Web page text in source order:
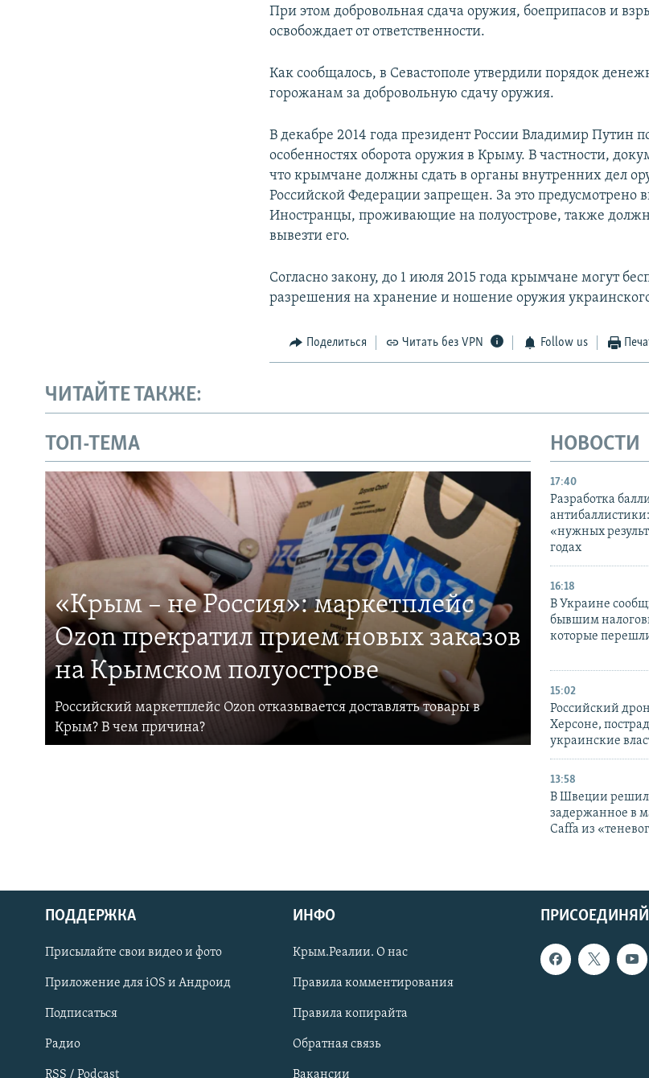
Українською
Qırımtatar
ПРИСОЕДИНЯЙТЕСЬ!
При этом добровольная сдача оружия, боеприпасов и
освобождает от ответственности.
Как сообщалось, в Севастополе утвердили порядок
горожанам за добровольную сдачу оружия.
В декабре 2014 года президент России Владимир Путин
особенностях оборота оружия в Крыму. В частности,
что крымчане должны сдать в органы внутренних дел
Российской Федерации запрещен. За это предусмотрено
Иностранцы, проживающие на полуострове, также
вывезти его.
Согласно закону, до 1 июля 2015 года крымчане могут
разрешения на хранение и ношение оружия
Поделиться Читать без VPN Follow us
ЧИТАЙТЕ ТАКЖЕ:
ТОП-ТЕМА
«Крым – не Россия»: маркетплейс
Ozon прекратил прием новых заказов
на Крымском полуострове
Российский маркетплейс Ozon отказывается доставлять товары в
Крым? В чем причина?
НОВОСТИ
17:40
Разработка
«нужных
годах
16:18
В Украине
бывшим
которые
15:02
Российский
Херсоне,
украинские
13:58
В Швеции
задержанное в
Caffa из
ПОДДЕРЖКА
Присылайте свои видео и фото
Приложение для iOS и Андроид
Подписаться
Радио
RSS / Podcast
ИНФО
Крым.Реалии. О нас
Правила комментирования
Правила копирайта
Обратная связь
Вакансии